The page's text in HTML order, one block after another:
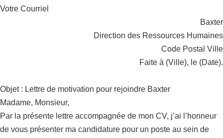
Votre Courriel
Baxter
Direction des Ressources Humaines
Code Postal Ville
Faite à (Ville), le (Date).
Objet : Lettre de motivation pour rejoindre Baxter
Madame, Monsieur,
Par la présente lettre accompagnée de mon CV, j’ai l’honneur
de vous présenter ma candidature pour un poste au sein de